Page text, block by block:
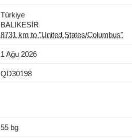
Türkiye
BALIKESİR
8731 km to "United States/Columbus"
1 Ağu 2026
QD30198
55 bg